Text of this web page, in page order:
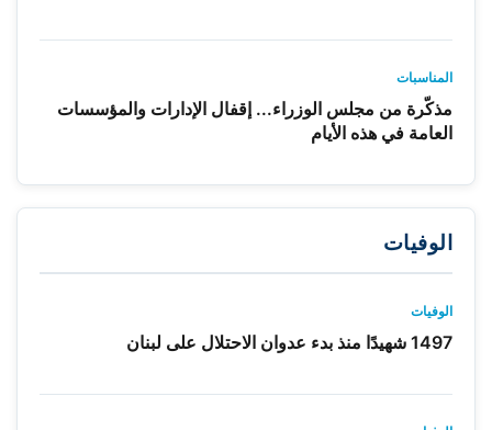
المناسبات
مذكّرة من مجلس الوزراء... إقفال الإدارات والمؤسسات
العامة في هذه الأيام
الوفيات
الوفيات
1497 شهيدًا منذ بدء عدوان الاحتلال على لبنان